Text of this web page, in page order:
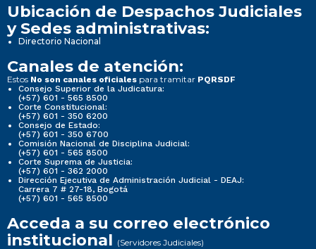
Ubicación de Despachos Judiciales
y Sedes administrativas:
Directorio Nacional
Canales de atención:
Estos No son canales oficiales para tramitar PQRSDF
Consejo Superior de la Judicatura:
(+57) 601 - 565 8500
Corte Constitucional:
(+57) 601 - 350 6200
Consejo de Estado:
(+57) 601 - 350 6700
Comisión Nacional de Disciplina Judicial:
(+57) 601 - 565 8500
Corte Suprema de Justicia:
(+57) 601 - 362 2000
Dirección Ejecutiva de Administración Judicial - DEAJ:
Carrera 7 # 27-18, Bogotá
(+57) 601 - 565 8500
Acceda a su correo electrónico
institucional (Servidores Judiciales)